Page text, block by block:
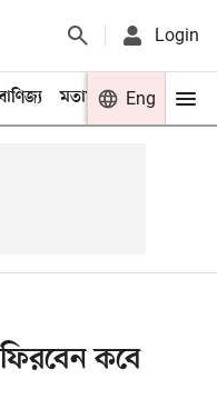
Login
মতামত খেলা
Eng
কবে